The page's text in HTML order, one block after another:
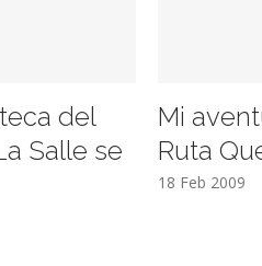
del
Salle se
Mi
Ruta
18 Feb 2009